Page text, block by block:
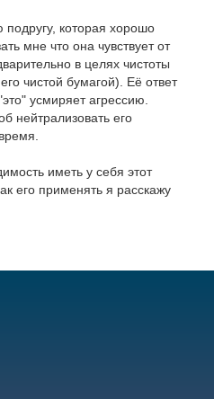
которая хорошо
мне что она чувствует от
в целях чистоты
чистой бумагой). Её ответ
усмиряет агрессию.
нейтрализовать его
иметь у себя этот
его применять я расскажу